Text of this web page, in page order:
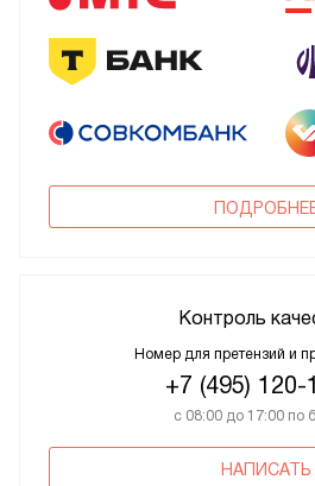
Контроль
Номер для претензий и
+7 (495) 120-
с 08:00 до 17:00 по
НАПИСАТЬ